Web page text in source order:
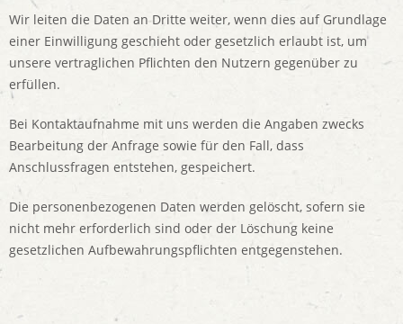
Wir leiten die Daten an Dritte weiter, wenn dies auf Grundlage
einer Einwilligung geschieht oder gesetzlich erlaubt ist, um
unsere vertraglichen Pflichten den Nutzern gegenüber zu
erfüllen.
Bei Kontaktaufnahme mit uns werden die Angaben zwecks
Bearbeitung der Anfrage sowie für den Fall, dass
Anschlussfragen entstehen, gespeichert.
Die personenbezogenen Daten werden gelöscht, sofern sie
nicht mehr erforderlich sind oder der Löschung keine
gesetzlichen Aufbewahrungspflichten entgegenstehen.